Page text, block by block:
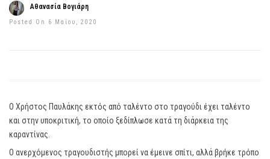
Αθανασία Βογιάρη
Posted On 6 Μαΐου, 2020
Ο Χρήστος Παυλάκης εκτός από ταλέντο στο τραγούδι έχει ταλέντο
και στην υποκριτική, το οποίο ξεδίπλωσε κατά τη διάρκεια της
καραντίνας.
Ο ανερχόμενος τραγουδιστής μπορεί να έμεινε σπίτι, αλλά βρήκε τρόπο